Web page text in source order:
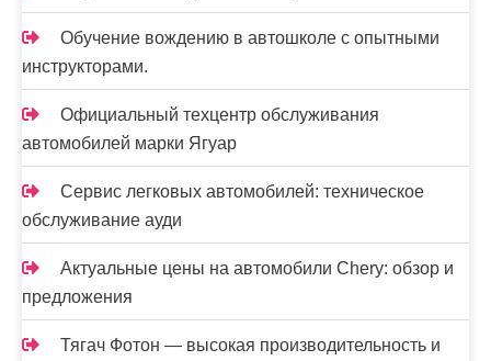
Обучение вождению в автошколе с опытными
инструкторами.
Официальный техцентр обслуживания
автомобилей марки Ягуар
Сервис легковых автомобилей: техническое
обслуживание ауди
Актуальные цены на автомобили Chery: обзор и
предложения
Тягач Фотон — высокая производительность и